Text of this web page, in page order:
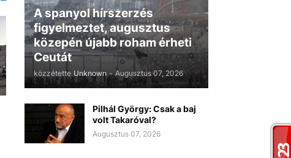
A spanyol hírszerzés
figyelmeztet, augusztus
közepén újabb roham érheti
Ceutát
közzétette Unknown - Augusztus 07, 2026
Pilhál György: Csak a baj
volt Takaróval?
Augusztus 07, 2026